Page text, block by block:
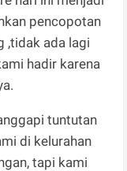
pencopotan
,tidak ada lagi
hadir karena
tuntutan
di kelurahan
tapi kami